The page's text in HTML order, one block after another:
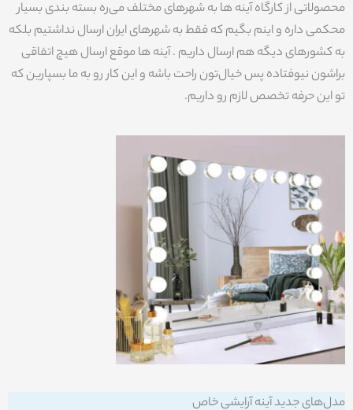
محصولاتی از کارگاه آینه ها به شهرهای مختلف می‌ره بسته بندی بسیار
محکمی داره و اینم بگیم که فقط به شهرهای ایران ارسال نداشتیم بلکه
به کشورهای دیگه هم ارسال داریم . آینه ها موقع ارسال هیچ اتفاقی
براشون نیوفتاده پس خیال‌تون راحت باشه و این کار رو به ما بسپارین که
تو این حرفه تخصص لازم رو داریم.
مدل‌های جدید آینه آرایشی خاص